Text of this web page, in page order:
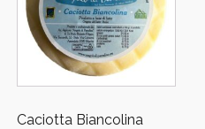
Caciotta Biancolina